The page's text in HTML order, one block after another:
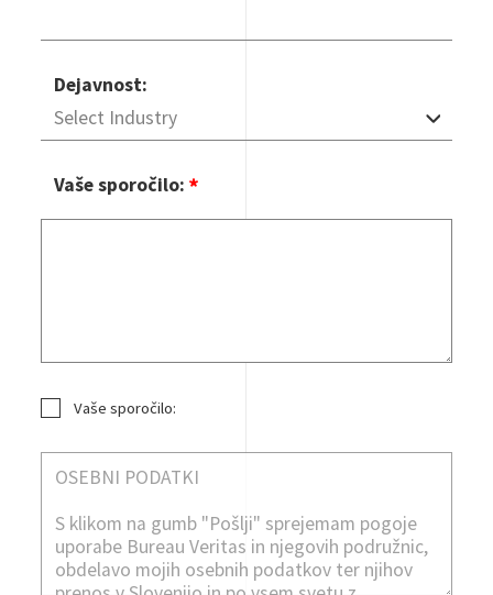
Dejavnost:
Vaše sporočilo:
Vaše sporočilo: